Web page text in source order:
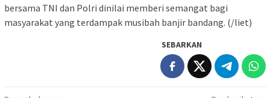
bersama TNI dan Polri dinilai memberi semangat bagi
masyarakat yang terdampak musibah banjir bandang. (/liet)
SEBARKAN